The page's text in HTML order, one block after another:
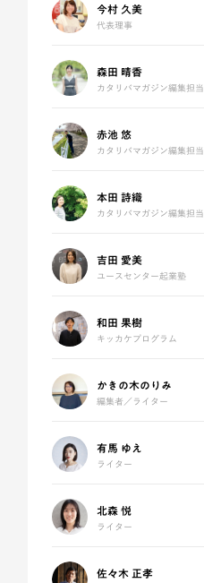
今村 久美
代表理事
森田 晴香
カタリバマガジン編集担当
赤池 悠
カタリバマガジン編集担当
本田 詩織
カタリバマガジン編集担当
吉田 愛美
ユースセンター起業塾
和田 果樹
キッカケプログラム
かきの木のりみ
編集者／ライター
有馬 ゆえ
ライター
北森 悦
ライター
佐々木 正孝